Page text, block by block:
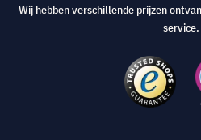
Wij hebben verschillende prijzen
service.